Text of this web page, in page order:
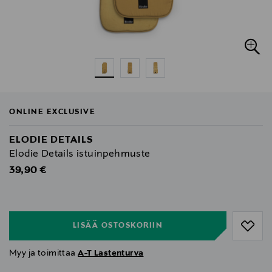
ONLINE EXCLUSIVE
ELODIE DETAILS
Elodie Details istuinpehmuste
Original Price
39,90 €
LISÄÄ OSTOSKORIIN
Myy ja toimittaaA-T Lastenturva